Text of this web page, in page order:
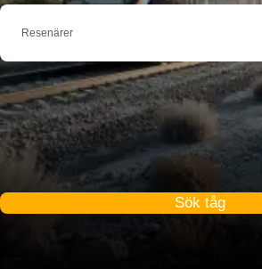
Resenärer
Sök tåg